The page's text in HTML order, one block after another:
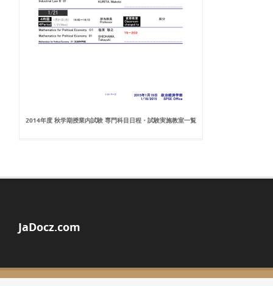
2014年度 秋学期授業内試験 専門科目日程・試験実施教室一覧
JaDocz.com